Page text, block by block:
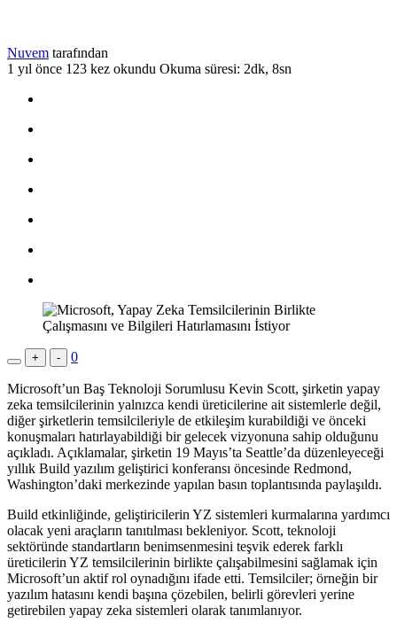
Nuvem tarafından
1 yıl önce 123 kez okundu Okuma süresi: 2dk, 8sn
+ - 0
Microsoft’un Baş Teknoloji Sorumlusu Kevin Scott, şirketin yapay
zeka temsilcilerinin yalnızca kendi üreticilerine ait sistemlerle değil,
diğer şirketlerin temsilcileriyle de etkileşim kurabildiği ve önceki
konuşmaları hatırlayabildiği bir gelecek vizyonuna sahip olduğunu
açıkladı. Açıklamalar, şirketin 19 Mayıs’ta Seattle’da düzenleyeceği
yıllık Build yazılım geliştirici konferansı öncesinde Redmond,
Washington’daki merkezinde yapılan basın toplantısında paylaşıldı.
Build etkinliğinde, geliştiricilerin YZ sistemleri kurmalarına yardımcı
olacak yeni araçların tanıtılması bekleniyor. Scott, teknoloji
sektöründe standartların benimsenmesini teşvik ederek farklı
üreticilerin YZ temsilcilerinin birlikte çalışabilmesini sağlamak için
Microsoft’un aktif rol oynadığını ifade etti. Temsilciler; örneğin bir
yazılım hatasını kendi başına çözebilen, belirli görevleri yerine
getirebilen yapay zeka sistemleri olarak tanımlanıyor.